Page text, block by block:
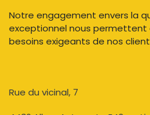
Notre engagement envers la
exceptionnel nous permettent
besoins exigeants de nos
Rue du vicinal, 7​